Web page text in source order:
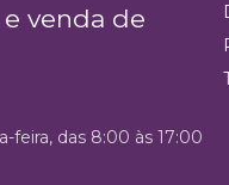
venda de
feira, das 8:00 às 17:00